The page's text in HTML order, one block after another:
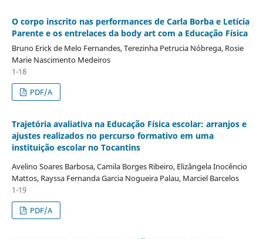
O corpo inscrito nas performances de Carla Borba e Letícia
Parente e os entrelaces da body art com a Educação Física
Bruno Erick de Melo Fernandes, Terezinha Petrucia Nóbrega, Rosie
Marie Nascimento Medeiros
1-18
PDF/A
Trajetória avaliativa na Educação Física escolar: arranjos e
ajustes realizados no percurso formativo em uma
instituição escolar no Tocantins
Avelino Soares Barbosa, Camila Borges Ribeiro, Elizângela Inocêncio
Mattos, Rayssa Fernanda Garcia Nogueira Palau, Marciel Barcelos
1-19
PDF/A